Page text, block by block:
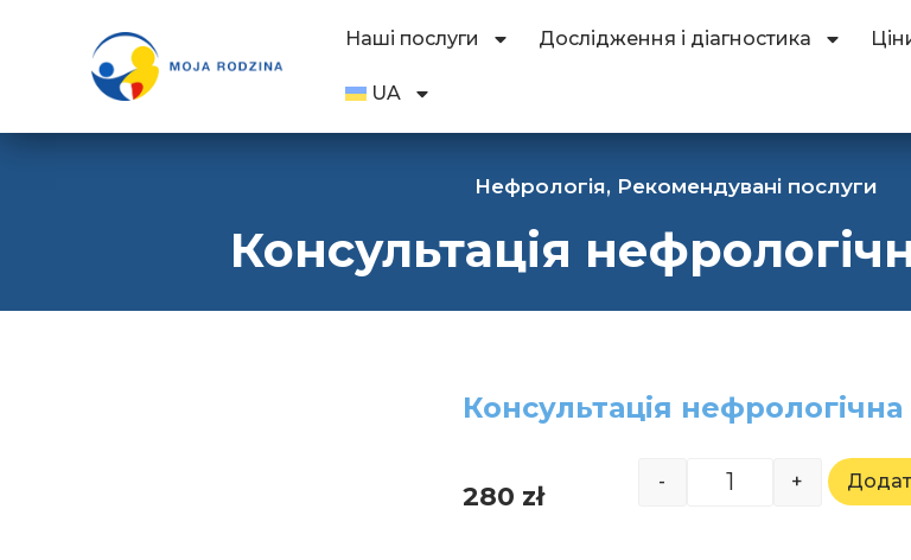
Наші послуги Дослідження і діагностика
UA
Нефрологія, Рекомендувані послуги
Консультація
Консультація нефрологічна
280 zł - +